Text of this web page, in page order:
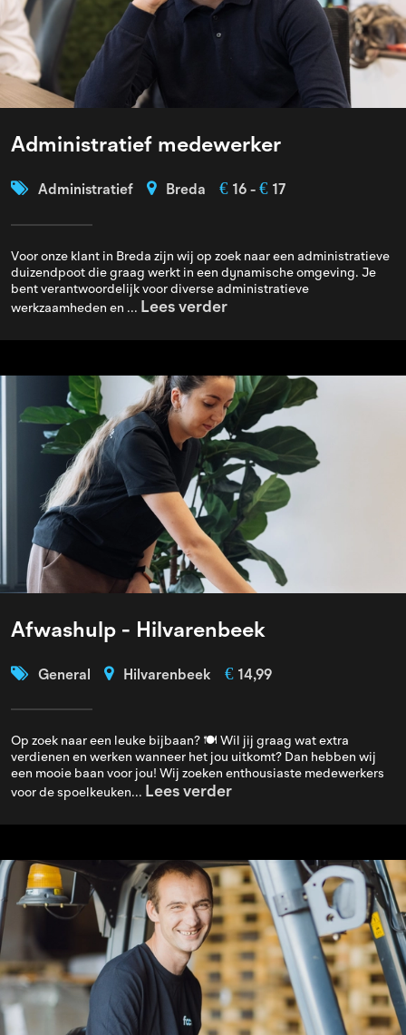
Administratief medewerker
Administratief Breda € 16 - € 17
Voor onze klant in Breda zijn wij op zoek naar een administratieve
duizendpoot die graag werkt in een dynamische omgeving. Je
bent verantwoordelijk voor diverse administratieve
werkzaamheden en ... Lees verder
Afwashulp - Hilvarenbeek
General Hilvarenbeek € 14,99
Op zoek naar een leuke bijbaan? 🍽️ Wil jij graag wat extra
verdienen en werken wanneer het jou uitkomt? Dan hebben wij
een mooie baan voor jou! Wij zoeken enthousiaste medewerkers
voor de spoelkeuken... Lees verder